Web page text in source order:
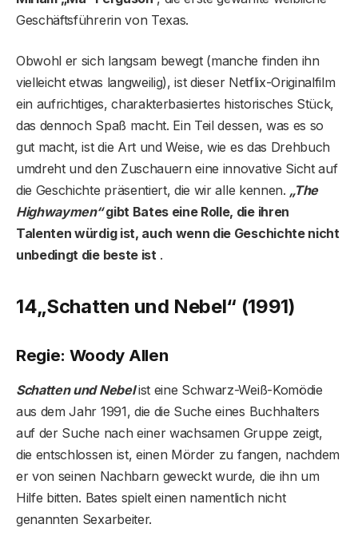
Geschäftsführerin von Texas.
Obwohl er sich langsam bewegt (manche finden ihn
vielleicht etwas langweilig), ist dieser Netflix-Originalfilm
ein aufrichtiges, charakterbasiertes historisches Stück,
das dennoch Spaß macht. Ein Teil dessen, was es so
gut macht, ist die Art und Weise, wie es das Drehbuch
umdreht und den Zuschauern eine innovative Sicht auf
die Geschichte präsentiert, die wir alle kennen. „The
Highwaymen“gibt Bates eine Rolle, die ihren
Talenten würdig ist, auch wenn die Geschichte nicht
unbedingt die beste ist.
14„Schatten und Nebel“ (1991)
Regie: Woody Allen
Schatten und Nebelist eine Schwarz-Weiß-Komödie
aus dem Jahr 1991, die die Suche eines Buchhalters
auf der Suche nach einer wachsamen Gruppe zeigt,
die entschlossen ist, einen Mörder zu fangen, nachdem
er von seinen Nachbarn geweckt wurde, die ihn um
Hilfe bitten. Bates spielt einen namentlich nicht
genannten Sexarbeiter.